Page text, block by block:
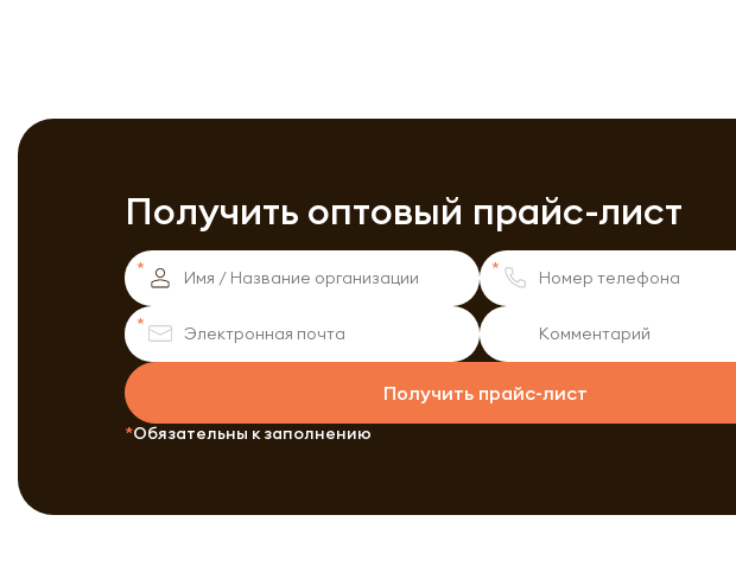
Получить оптовый прайс-лист
Получить прайс-лист
Обязательны к заполнению